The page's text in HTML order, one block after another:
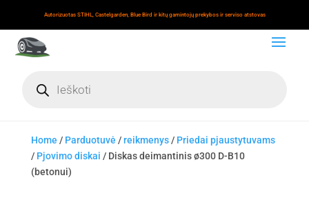
Autorizuotas STIHL, Castelgarden, Blue Bird ir kitų gamintojų prekybos ir serviso atstovas
search
Home / Parduotuvė /reikmenys/ Priedai pjaustytuvams
/ Pjovimo diskai / Diskas deimantinis ø300 D-B10
(betonui)